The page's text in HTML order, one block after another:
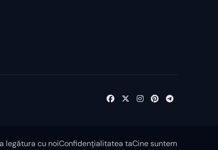
legătura cu noiConfidențialitatea taCine suntem